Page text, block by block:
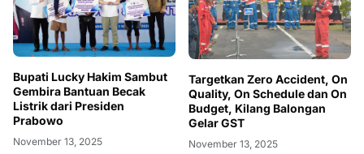
Bupati Lucky Hakim Sambut
Gembira Bantuan Becak
Listrik dari Presiden
Prabowo
November 13, 2025
Targetkan Zero Accident, On
Quality, On Schedule dan On
Budget, Kilang Balongan
Gelar GST
November 13, 2025